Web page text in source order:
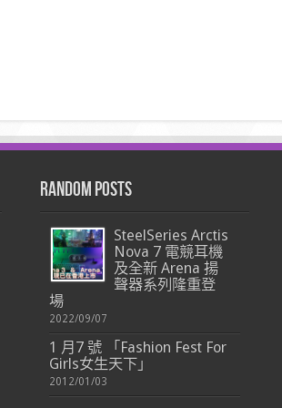
Random Posts
SteelSeries Arctis
Nova 7 電競耳機
及全新 Arena 揚
聲器系列隆重登
場
2022/09/07
1 月7 號 「Fashion Fest For
Girls女生天下」
2012/01/03